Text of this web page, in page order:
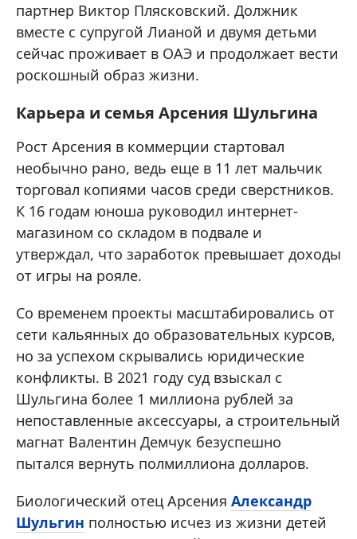
партнер Виктор Плясковский. Должник
вместе с супругой Лианой и двумя детьми
сейчас проживает в ОАЭ и продолжает вести
роскошный образ жизни.
Карьера и семья Арсения Шульгина
Рост Арсения в коммерции стартовал
необычно рано, ведь еще в 11 лет мальчик
торговал копиями часов среди сверстников.
К 16 годам юноша руководил интернет-
магазином со складом в подвале и
утверждал, что заработок превышает доходы
от игры на рояле.
Со временем проекты масштабировались от
сети кальянных до образовательных курсов,
но за успехом скрывались юридические
конфликты. В 2021 году суд взыскал с
Шульгина более 1 миллиона рублей за
непоставленные аксессуары, а строительный
магнат Валентин Демчук безуспешно
пытался вернуть полмиллиона долларов.
Биологический отец Арсения Александр
Шульгин полностью исчез из жизни детей